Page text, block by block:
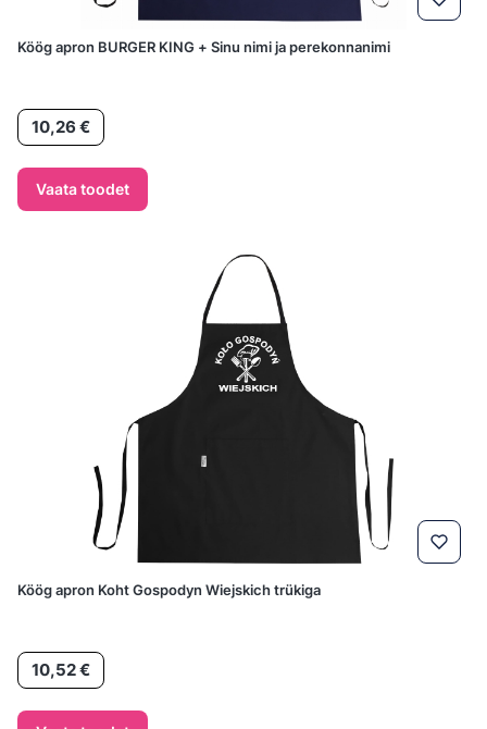
Köög apron BURGER KING + Sinu nimi ja perekonnanimi
Hind10,26 €
Vaata toodet
Köög apron Koht Gospodyn Wiejskich trükiga
Hind10,52 €